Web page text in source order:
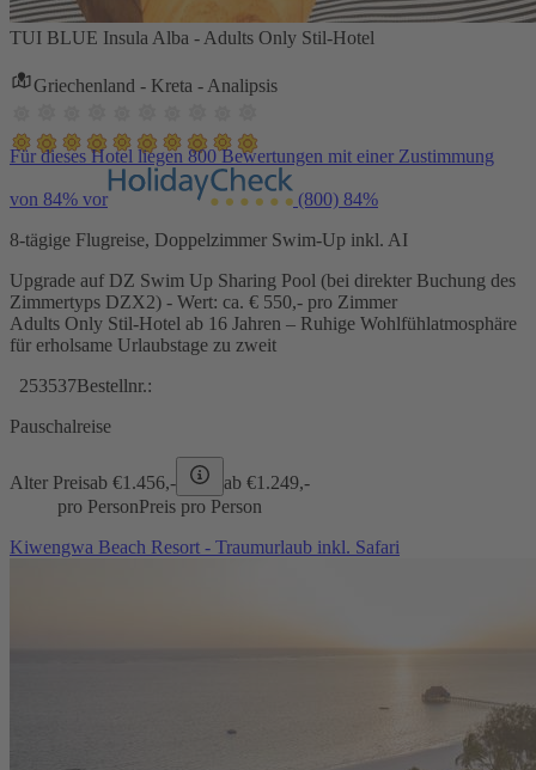
TUI BLUE Insula Alba - Adults Only Stil-Hotel
Griechenland - Kreta - Analipsis
Für dieses Hotel liegen 800 Bewertungen mit einer Zustimmung
von 84% vor (800) 84%
8-tägige Flugreise, Doppelzimmer Swim-Up inkl. AI
Upgrade auf DZ Swim Up Sharing Pool (bei direkter Buchung des
Zimmertyps DZX2) - Wert: ca. € 550,- pro Zimmer
Adults Only Stil-Hotel ab 16 Jahren – Ruhige Wohlfühlatmosphäre
für erholsame Urlaubstage zu zweit
253537Bestellnr.:
Pauschalreise
Alter Preisab €1.456,- ab €1.249,-
pro PersonPreis pro Person
Kiwengwa Beach Resort - Traumurlaub inkl. Safari